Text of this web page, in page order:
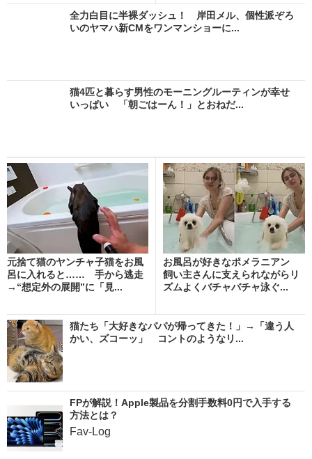
全力白目に半裸ダッシュ！ 岸田メル、個性派ぞろ
いのヤマハ新CMをワンマンショーに...
猫4匹と暮らす男性のモーニングルーティンが幸せ
いっぱい 「朝ごはーん！」とおねだ...
元捨て猫のヤンチャ子猫をお風
呂に入れると…… 手から逃走
→“想定外の展開”に「見...
お風呂が好きなポメラニアン
飼い主さんに支えられながらリ
ズムよくバチャバチャ泳ぐ...
猫たち「大好きなパパが帰ってきた！」→「違う人
かい、ズコーッ」 コントのようなリ...
FPが解説！Apple製品を分割手数料0円で入手する
方法とは？
Fav-Log